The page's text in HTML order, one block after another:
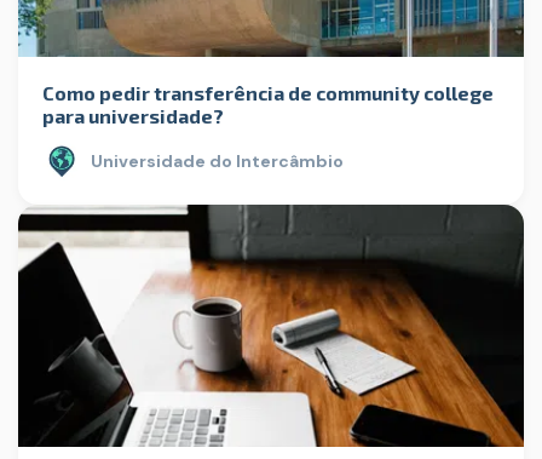
Como pedir transferência de community college
para universidade?
Universidade do Intercâmbio